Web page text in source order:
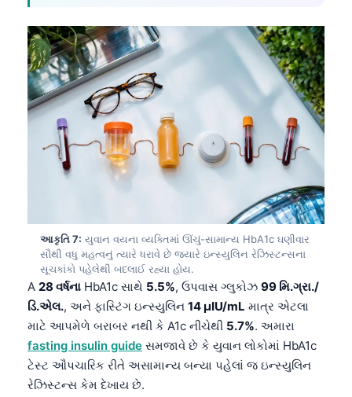
આકૃતિ 7: યુવાન વયના વ્યક્તિમાં ઊંચું-સામાન્ય HbA1c ઘણીવાર
સૌથી વધુ મહત્વનું ત્યારે ધરાવે છે જ્યારે ઇન્સ્યુલિન રેઝિસ્ટન્સના
સૂચકાંકો પહેલેથી બદલાઈ રહ્યા હોય.
A 28 વર્ષના HbA1c સાથે 5.5%, ઉપવાસ ગ્લુકોઝ 99 મિ.ગ્રા./
ડિ.એલ., અને ફાસ્ટિંગ ઇન્સ્યુલિન 14 µIU/mL માત્ર એટલા
માટે આપમેળે બરાબર નથી કે A1c નીચેથી 5.7%. અમારા
fasting insulin guide સમજાવે છે કે યુવાન લોકોમાં HbA1c
ટેસ્ટ ઔપચારિક રીતે અસામાન્ય બન્યા પહેલાં જ ઇન્સ્યુલિન
રેઝિસ્ટન્સ કેમ દેખાય છે.
Shqip
বাংলা
اردو
मराठी
తెలుగు
தமிழ்
Bahasa Melayu
Tiếng Việt
Tagalog
ไทย
ဗမာစာ
ភាសាខ្មែរ